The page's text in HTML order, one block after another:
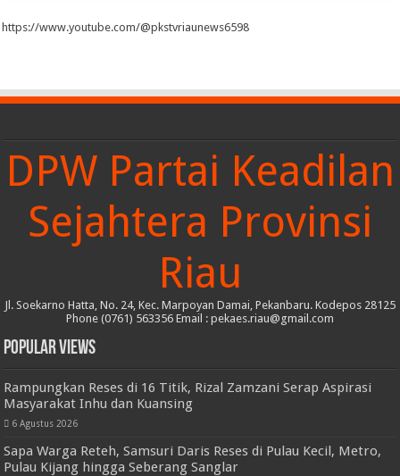
https://www.youtube.com/@pkstvriaunews6598
DPW Partai Keadilan
Sejahtera Provinsi
Riau
Jl. Soekarno Hatta, No. 24, Kec. Marpoyan Damai, Pekanbaru. Kodepos 28125
Phone (0761) 563356 Email : pekaes.riau@gmail.com
Popular Views
Rampungkan Reses di 16 Titik, Rizal Zamzani Serap Aspirasi
Masyarakat Inhu dan Kuansing
6 Agustus 2026
Sapa Warga Reteh, Samsuri Daris Reses di Pulau Kecil, Metro,
Pulau Kijang hingga Seberang Sanglar